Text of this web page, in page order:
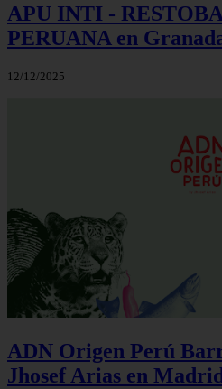
APU INTI -
PERUANA en
12/12/2025
ADN Origen Perú
Jhosef Arias en